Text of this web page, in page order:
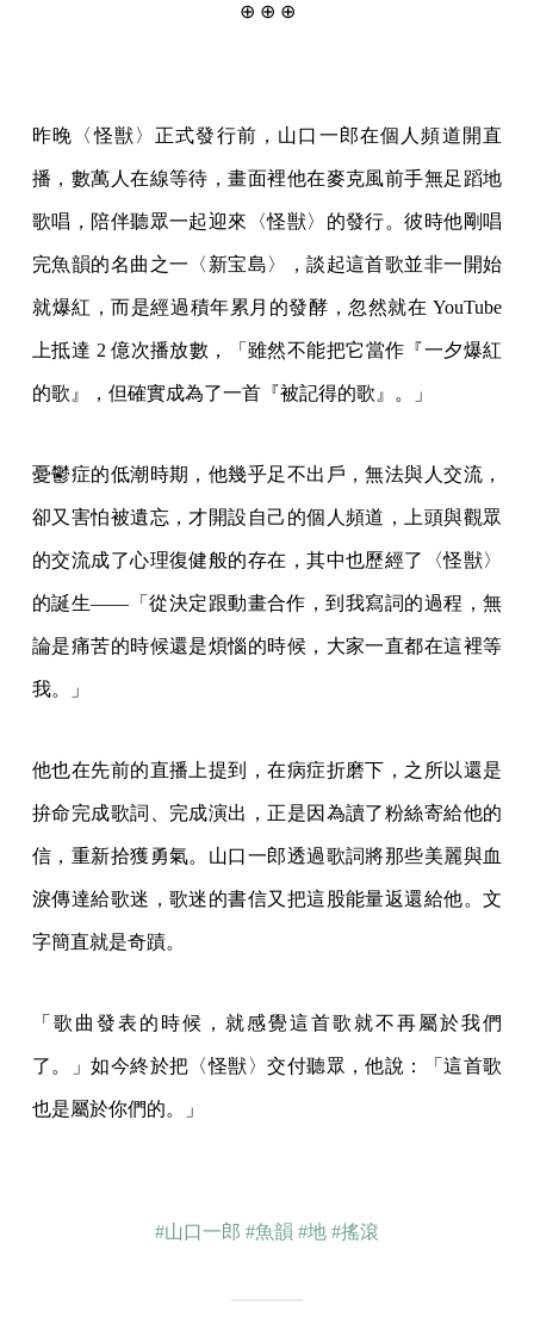
⊕ ⊕ ⊕
昨晚〈怪獣〉正式發行前，山口一郎在個人頻道開直
播，數萬人在線等待，畫面裡他在麥克風前手無足蹈地
歌唱，陪伴聽眾一起迎來〈怪獣〉的發行。彼時他剛唱
完魚韻的名曲之一〈新宝島〉，談起這首歌並非一開始
就爆紅，而是經過積年累月的發酵，忽然就在 YouTube
上抵達 2 億次播放數，「雖然不能把它當作『一夕爆紅
的歌』，但確實成為了一首『被記得的歌』。」
憂鬱症的低潮時期，他幾乎足不出戶，無法與人交流，
卻又害怕被遺忘，才開設自己的個人頻道，上頭與觀眾
的交流成了心理復健般的存在，其中也歷經了〈怪獣〉
的誕生——「從決定跟動畫合作，到我寫詞的過程，無
論是痛苦的時候還是煩惱的時候，大家一直都在這裡等
我。」
他也在先前的直播上提到，在病症折磨下，之所以還是
拚命完成歌詞、完成演出，正是因為讀了粉絲寄給他的
信，重新拾獲勇氣。山口一郎透過歌詞將那些美麗與血
淚傳達給歌迷，歌迷的書信又把這股能量返還給他。文
字簡直就是奇蹟。
「歌曲發表的時候，就感覺這首歌就不再屬於我們
了。」如今終於把〈怪獣〉交付聽眾，他說：「這首歌
也是屬於你們的。」
#山口一郎 #魚韻 #地 #搖滾